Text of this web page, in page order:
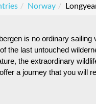
Norway
is no ordinary sailing
the last untouched
the extraordinary
a journey that you will